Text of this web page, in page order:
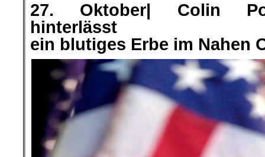
27. Oktober|
Colin
hinterlässt
ein blutiges Erbe im Nahen